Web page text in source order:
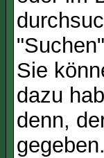
Sie
dazu
denn,
gegeben.